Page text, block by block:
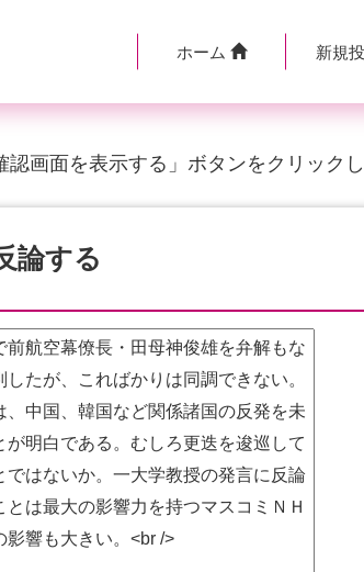
ホーム 新規
画面を表示する」ボタンをクリックし
論する